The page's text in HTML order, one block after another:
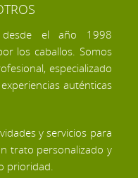
desde el año 1998
los caballos. Somos
especializado
auténticas
y servicios para
trato personalizado y
prioridad.